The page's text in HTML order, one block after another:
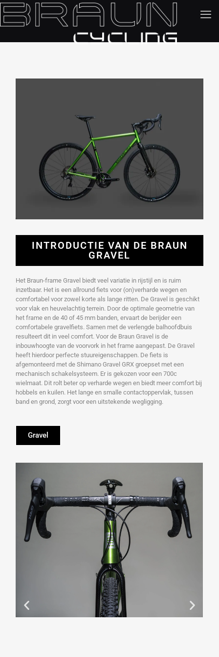
INTRODUCTIE VAN DE BRAUN
GRAVEL
Het Braun-frame Gravel biedt veel variatie in rijstijl en is ruim
inzetbaar. Het is een allround fiets voor (on)verharde wegen en
comfortabel voor zowel korte als lange ritten. De Gravel is geschikt
voor vlak en heuvelachtig terrein. Door de optimale geometrie van
het frame en de 40 of 45 mm banden, ervaart de berijder een
comfortabele gravelfiets. Samen met de verlengde balhoofdbuis
resulteert dit in veel comfort. Voor de Braun Gravel is de
inbouwhoogte van de voorvork in het frame aangepast. De Gravel
heeft hierdoor perfecte stuureigenschappen. De fiets is
afgemonteerd met de Shimano Gravel GRX groepset met een
mechanisch schakelsysteem. Er is gekozen voor een 700c
wielmaat. Dit rolt beter op verharde wegen en biedt meer comfort bij
hobbels en kuilen. Het lange en smalle contactoppervlak, tussen
band en grond, zorgt voor een uitstekende wegligging.
Gravel